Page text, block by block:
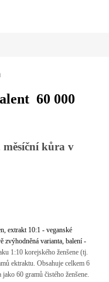
60 000
měsíční kůra v
extrakt 10:1 - veganské
zvýhodněná varianta, balení -
1:10 korejského ženšene (tj.
ektraktu. Obsahuje celkem 6
60 gramů čistého ženšene.